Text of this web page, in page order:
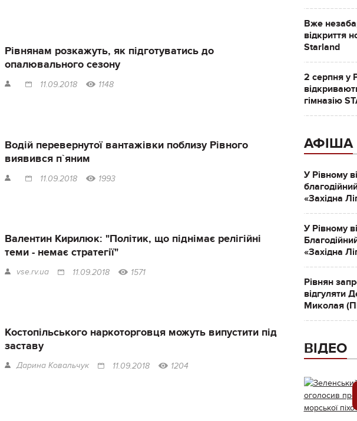
Рівнянам розкажуть, як підготуватись до
опалювального сезону
11.09.2018 1148
Водій перевернутої вантажівки поблизу Рівного
виявився п`яним
11.09.2018 1993
Валентин Кирилюк: "Політик, що піднімає релігійні
теми - немає стратегії"
vse.rv.ua 11.09.2018 1571
Костопільського наркоторговця можуть випустити під
заставу
Дарина Ковальчук 11.09.2018 1204
Вже
відкриття
Starland
2 серпня у
гімназію
АФІША
У Рівному
«Західна
У Рівному
«Західна
Рівнян
відгуляти
Миколая
ВІДЕО